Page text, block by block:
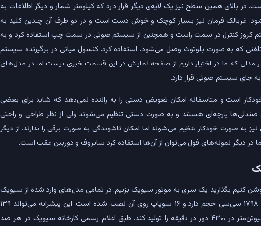
در بالای همین سطح نیز یک لایه‌ی دیگر قرار دارد که کیلومتر شمار و دیگر اطلاعات به
غربالک فرمان نیز بسیار کوچک و خوش دست است و در دو طرف آن چندین کلید به
کروز کنترل در سمت راست و همچنین از سیستم صوتی در سمت چپ استفاده کرد و به
که به صورت بلوتوث وصل می‌شود، استفاده کرد. کنسول میانی در برگیرنده سیستم
که ما در اختیار داریم از صفحه نمایش در این قسمت خبری نیست اما در مدل‌های
سیستم صوتی قرار دارد.
به صورت ۵ سرعته خودکار است و متاسفانه امکان تعویض دستی را به راننده نمی‌دهد که شاید برای بعضی
پارچه‌ای هستند و به صورت دستی تنظیم می‌شوند ولی از نظر طراحی و راحتی
به صورت خودکار تنظیم می‌شوند اما امکان تاشوندگی به صورت برقی را ندارند. از دیگر
در دیگر نمونه‌های فول می‌توان از آن‌ها استفاده کرد سانروف و دوربین عقب است.
روشن کنیم بگذارید یک سری به موتور سیویک بزنیم. در تمامی مدل‌های وارد شده از سیویک
یک موتور ۴ سیلندری قرار دارد که دقیقا ۱۷۹۸ سی‌سی حجم دارد و ۱۶ سوپاپ روی آن نصب شده است. این پیشرانه می‌تواند ۱۳۹
اسب‌بخار در ۶۵۰۰ دور در دقیقه و ۱۷۷ نیوتن‌متر در ۴۳۰۰ دور در دقیقه را تولید کند. طبق اعلام رسمی کارخانه سیویک در هر صد